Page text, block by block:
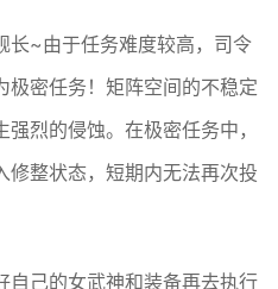
长~由于任务难度较高，司令
极密任务！矩阵空间的不稳定
烈的侵蚀。在极密任务中，
修整状态，短期内无法再次投
自己的女武神和装备再去执行